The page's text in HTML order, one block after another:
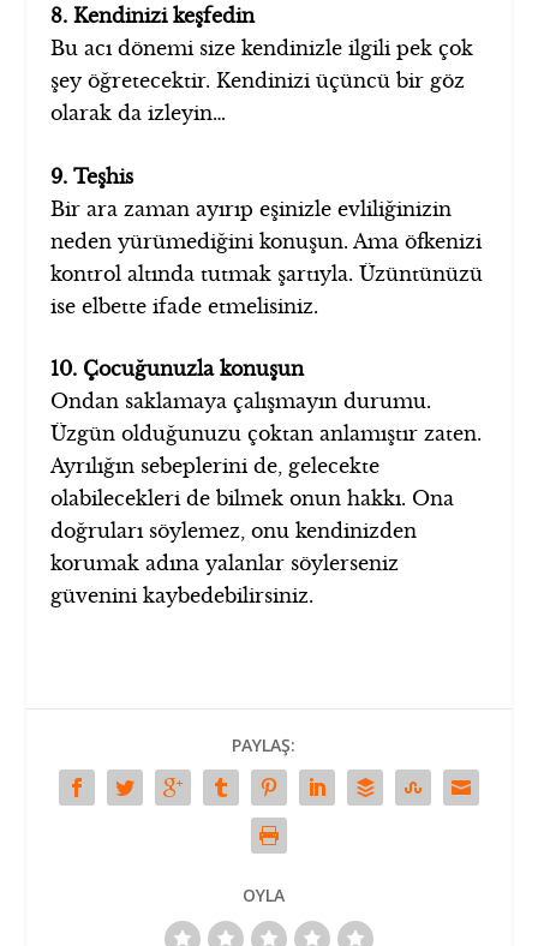
8. Kendinizi keşfedin
Bu acı dönemi size kendinizle ilgili pek çok
şey öğretecektir. Kendinizi üçüncü bir göz
olarak da izleyin…
9. Teşhis
Bir ara zaman ayırıp eşinizle evliliğinizin
neden yürümediğini konuşun. Ama öfkenizi
kontrol altında tutmak şartıyla. Üzüntünüzü
ise elbette ifade etmelisiniz.
10. Çocuğunuzla konuşun
Ondan saklamaya çalışmayın durumu.
Üzgün olduğunuzu çoktan anlamıştır zaten.
Ayrılığın sebeplerini de, gelecekte
olabilecekleri de bilmek onun hakkı. Ona
doğruları söylemez, onu kendinizden
korumak adına yalanlar söylerseniz
güvenini kaybedebilirsiniz.
PAYLAŞ:
OYLA